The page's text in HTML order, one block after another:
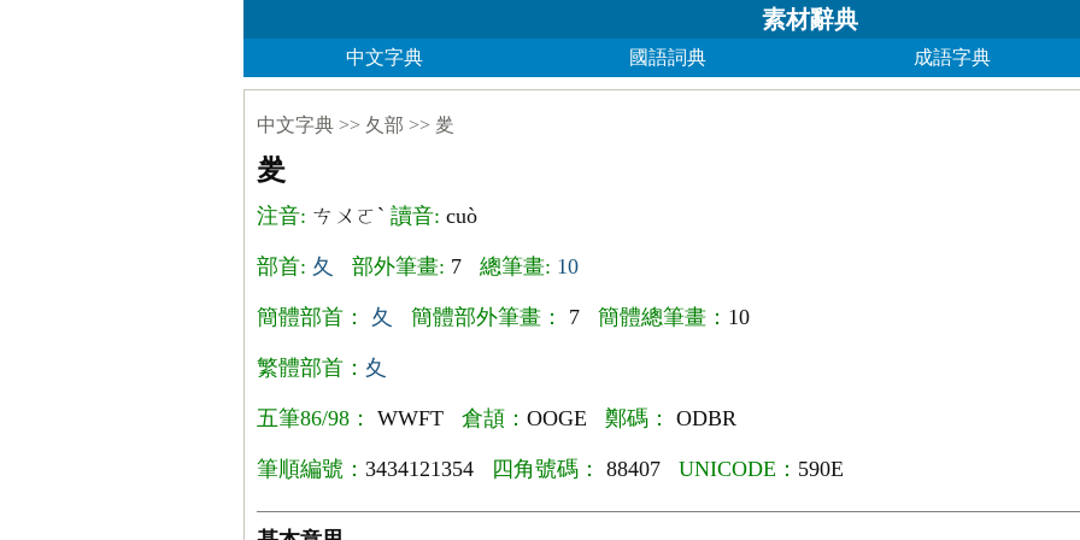
素材辭典
中文字典 國語詞典 成語字典
中文字典>> 夂部 >> 夎
夎
注音: ㄘㄨㄛˋ 讀音: cuò
部首: 夂 部外筆畫: 7 總筆畫: 10
簡體部首： 夂 簡體部外筆畫： 7 簡體總筆畫： 10
繁體部首： 夊
五筆86/98： WWFT 倉頡： OOGE 鄭碼： ODBR
筆順編號： 3434121354 四角號碼： 88407 UNICODE： 590E